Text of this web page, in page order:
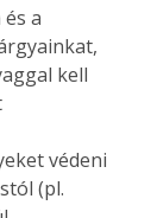
a
kell
védeni
(pl.